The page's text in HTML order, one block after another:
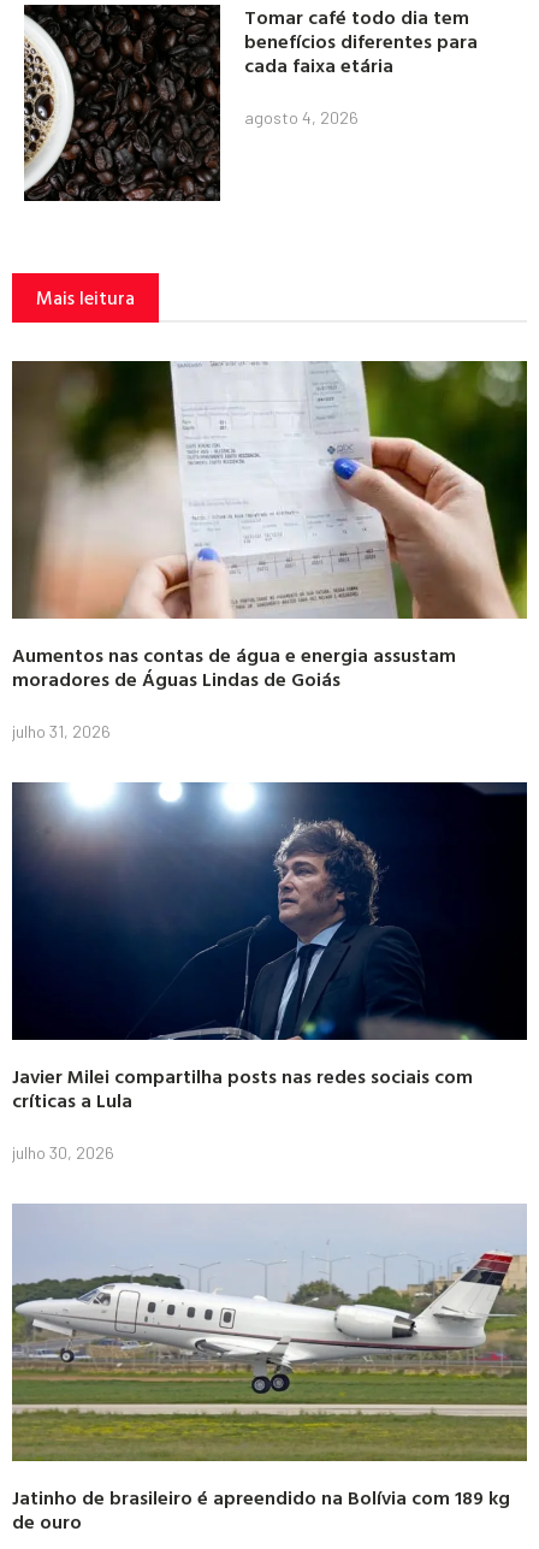
Tomar café todo dia tem
benefícios diferentes para
cada faixa etária
agosto 4, 2026
Mais leitura
Aumentos nas contas de água e energia assustam
moradores de Águas Lindas de Goiás
julho 31, 2026
Javier Milei compartilha posts nas redes sociais com
críticas a Lula
julho 30, 2026
Jatinho de brasileiro é apreendido na Bolívia com 189 kg
de ouro